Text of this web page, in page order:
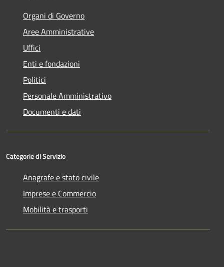
Organi di Governo
Aree Amministrative
Uffici
Enti e fondazioni
Politici
Personale Amministrativo
Documenti e dati
Categorie di Servizio
Anagrafe e stato civile
Imprese e Commercio
Mobilità e trasporti